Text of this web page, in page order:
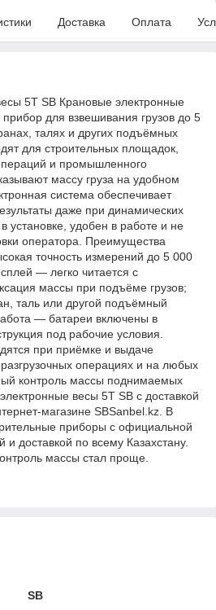
Доставка Оплата
5T SB Крановые электронные
для взвешивания грузов до 5
талях и других подъёмных
для строительных площадок,
и промышленного
массу груза на удобном
система обеспечивает
даже при динамических
установке, удобен в работе и не
оператора. Преимущества
точность измерений до 5 000
— легко читается с
массы при подъёме грузов;
таль или другой подъёмный
— батареи включены в
под рабочие условия.
при приёмке и выдаче
операциях и на любых
контроль массы поднимаемых
весы 5T SB с доставкой
магазине SBSanbel.kz. В
приборы с официальной
и доставкой по всему Казахстану.
массы стал проще.
SB